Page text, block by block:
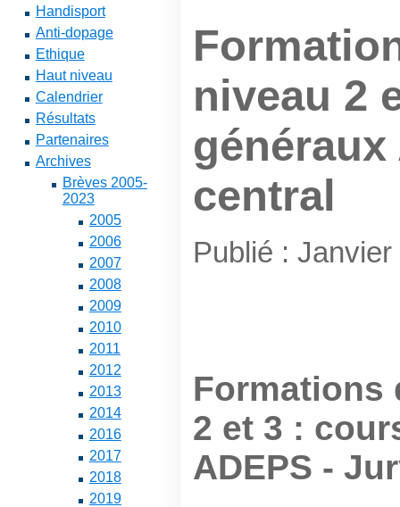
Handisport
Anti-dopage
Ethique
Haut niveau
Calendrier
Résultats
Partenaires
Archives
Brèves 2005-
2023
2005
2006
2007
2008
2009
2010
2011
2012
2013
2014
2016
2017
2018
2019
niveau 2
généraux
central
Publié : Janvier
Formations
2 et 3 :
ADEPS -